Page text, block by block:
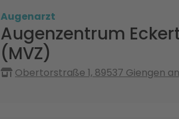
Augenarzt
Augenzentrum
(MVZ)
Obertorstraße 1, 89537 Giengen